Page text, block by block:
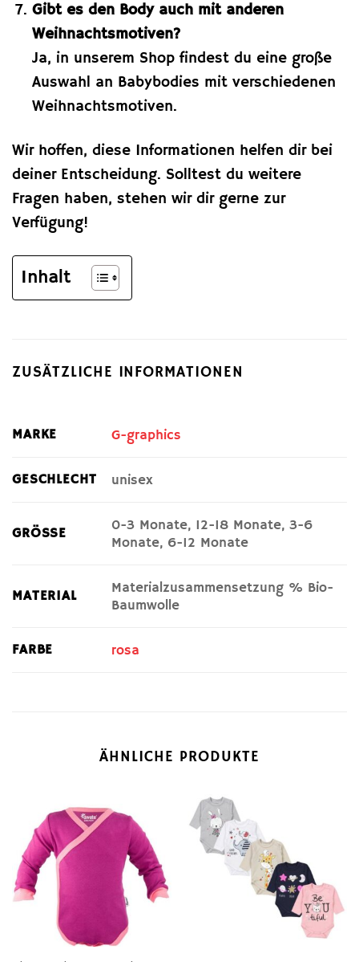
Gibt es den Body auch mit anderen
Weihnachtsmotiven?
Ja, in unserem Shop findest du eine große
Auswahl an Babybodies mit verschiedenen
Weihnachtsmotiven.
Wir hoffen, diese Informationen helfen dir bei
deiner Entscheidung. Solltest du weitere
Fragen haben, stehen wir dir gerne zur
Verfügung!
Inhalt
ZUSÄTZLICHE INFORMATIONEN
MARKE G-graphics
GESCHLECHT unisex
GRÖSSE
0-3 Monate, 12-18 Monate, 3-6
Monate, 6-12 Monate
MATERIAL
Materialzusammensetzung % Bio-
Baumwolle
FARBE rosa
ÄHNLICHE PRODUKTE